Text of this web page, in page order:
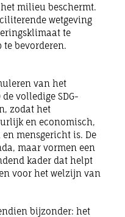
milieu beschermt.
wetgeving
te
te bevorderen.
van het
volledige SDG-
zodat het
en economisch,
mensgericht is. De
maar vormen een
kader dat helpt
voor het welzijn van
bijzonder: het